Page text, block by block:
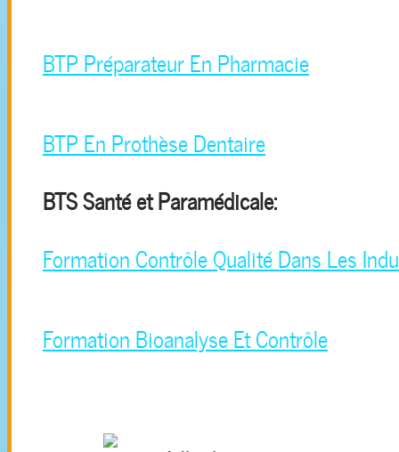
BTP Préparateur En Pharmacie
BTP En Prothèse Dentaire
BTS Santé et Paramédicale:
Formation Contrôle Qualité Dans Les
Formation Bioanalyse Et Contrôle